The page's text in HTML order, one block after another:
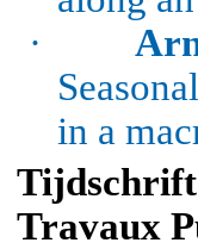
·
in a
Tijdschrift
Travaux